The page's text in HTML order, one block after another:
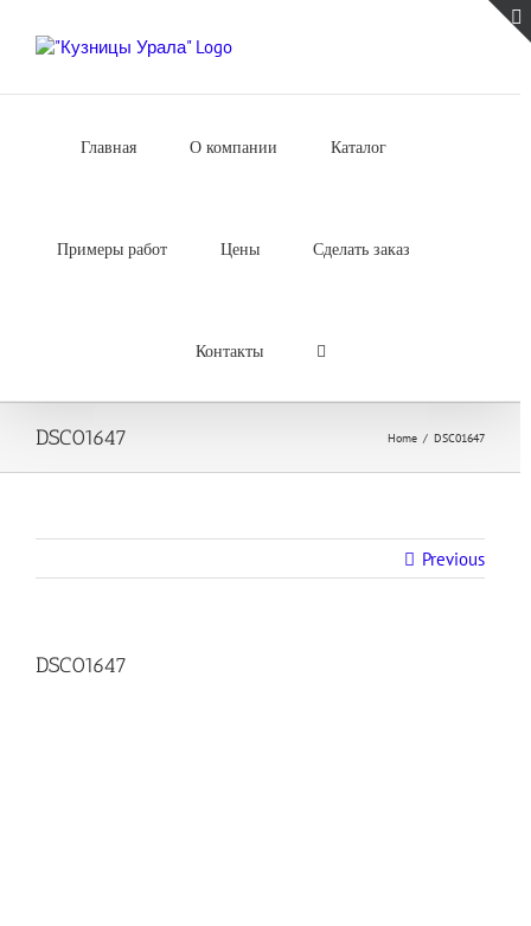
content
Главная О компании Каталог
Примеры работ Цены Сделать заказ
Контакты
DSC01647 Home / DSC01647
Previous
DSC01647